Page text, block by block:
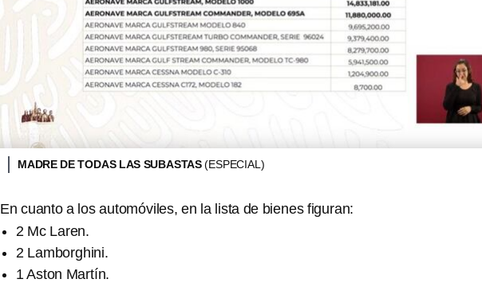
MADRE DE TODAS LAS SUBASTAS(ESPECIAL)
En cuanto a los automóviles, en la lista de bienes figuran:
2 Mc Laren.
2 Lamborghini.
1 Aston Martín.